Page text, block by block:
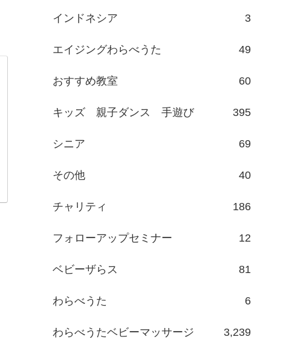
インドネシア 3
エイジングわらべうた 49
おすすめ教室 60
キッズ 親子ダンス 手遊び 395
シニア 69
その他 40
チャリティ 186
フォローアップセミナー 12
ベビーザらス 81
わらべうた 6
わらべうたベビーマッサージ 3,239